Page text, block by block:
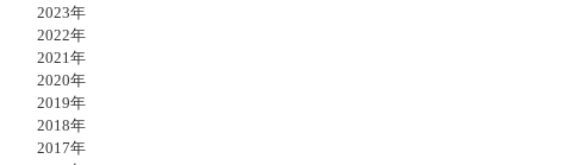
2023年
2022年
2021年
2020年
2019年
2018年
2017年